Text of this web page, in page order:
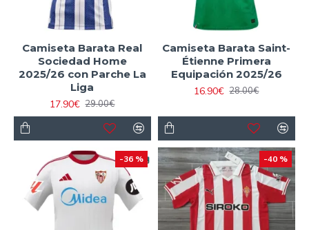
Camiseta Barata Real
Sociedad Home
2025/26 con Parche La
Liga
17.90€ 29.00€
Camiseta Barata Saint-
Étienne Primera
Equipación 2025/26
16.90€ 28.00€
-36 % -40 %